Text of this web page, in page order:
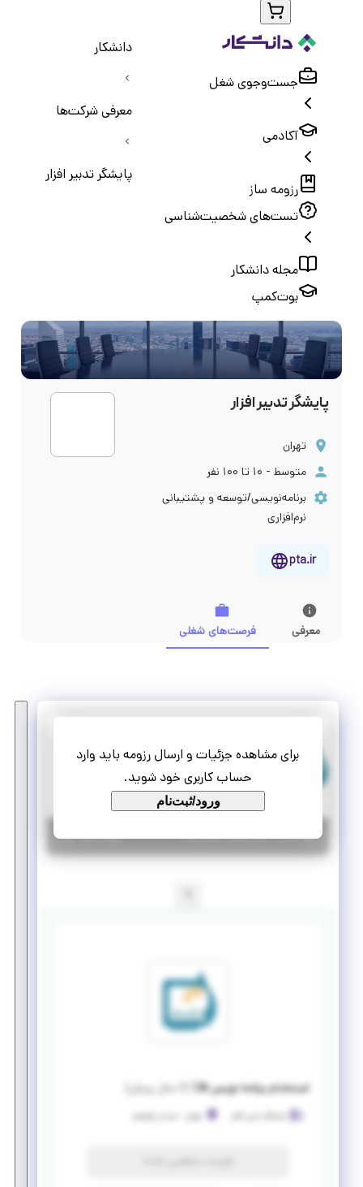
جست‌و‌جوی شغل
آکادمی
رزومه ساز
تست‌های شخصیت‌شناسی
مجله دانشکار
بوت‌کمپ
دانشکار
معرفی شرکت‌ها
پایشگر تدبیر افزار
پایشگر تدبیر افزار
تهران
متوسط - ۱۰ تا ۱۰۰ نفر
برنامه‌نویسی/توسعه و پشتیبانی
نرم‌افزاری
pta.ir
معرفی فرصت‌های شغلی
برای مشاهده جزئیات و ارسال رزومه باید وارد
حساب کاربری خود شوید.
ورود/ثبت‌نام
استخدام برنامه نویس #C
تمام وقت استخدام
تهران |۶ سال پیش | منقضی شده جزئیات بیشتر
استخدام برنامه نویس #C